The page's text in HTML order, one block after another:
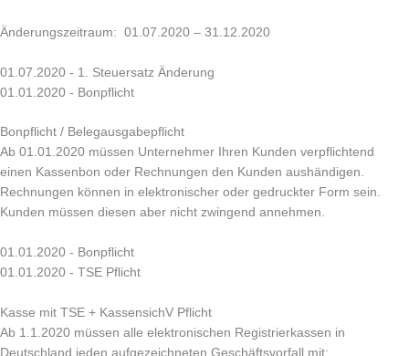
Änderungszeitraum: 01.07.2020 – 31.12.2020
01.07.2020 - 1. Steuersatz Änderung
01.01.2020 - Bonpflicht
Bonpflicht / Belegausgabepflicht
Ab 01.01.2020 müssen Unternehmer Ihren Kunden verpflichtend
einen Kassenbon oder Rechnungen den Kunden aushändigen.
Rechnungen können in elektronischer oder gedruckter Form sein.
Kunden müssen diesen aber nicht zwingend annehmen.
01.01.2020 - Bonpflicht
01.01.2020 - TSE Pflicht
Kasse mit TSE + KassensichV Pflicht
Ab 1.1.2020 müssen alle elektronischen Registrierkassen in
Deutschland jeden aufgezeichneten Geschäftsvorfall mit: